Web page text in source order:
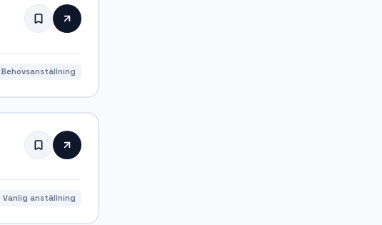
Behovsanställning
Vanlig anställning